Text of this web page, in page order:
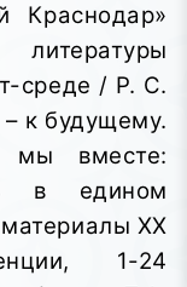
Краснодар»
среде / Р. С.
к будущему.
мы вместе:
в едином
XX
1-24